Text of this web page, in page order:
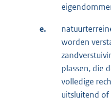
e.
worden
plassen, die
volledige
uitsluitend